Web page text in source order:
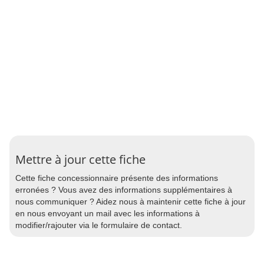
Mettre à jour cette fiche
Cette fiche concessionnaire présente des informations
erronées ? Vous avez des informations supplémentaires à
nous communiquer ? Aidez nous à maintenir cette fiche à jour
en nous envoyant un mail avec les informations à
modifier/rajouter via le formulaire de contact.